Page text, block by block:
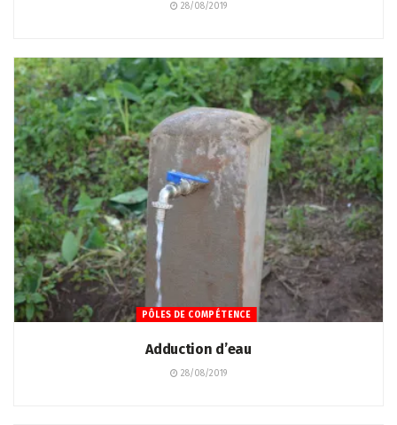
28/08/2019
PÔLES DE COMPÉTENCE
Adduction d’eau
28/08/2019